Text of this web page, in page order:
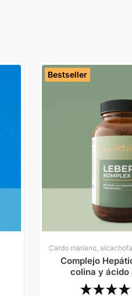
Bestseller
Complejo
colina y